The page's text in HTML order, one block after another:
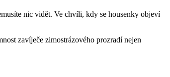
nic vidět. Ve chvíli, kdy se housenky objeví
zavíječe zimostrázového prozradí nejen